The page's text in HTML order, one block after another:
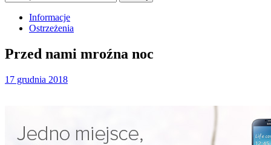
Informacje
Ostrzeżenia
Przed nami mroźna noc
17 grudnia 2018